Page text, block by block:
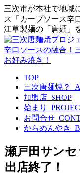
三次市が本社で地域
ス「カープソース辛
江草製麺の「唐麺」
TOP
三次唐麺焼？
加盟店_SHOP
始まり
お問合せ
からめんやき
瀬戸田サン
出店終了！